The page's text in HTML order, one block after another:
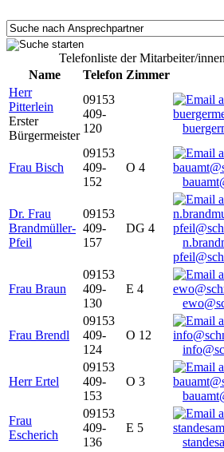
Telefonliste der Mitarbeiter/
Name
Telefon Zimmer
Herr
Pitterlein
Erster
Bürgermeister
09153
409-
120
Frau Bisch
09153
409-
152
O 4
Dr. Frau
Brandmüller-
Pfeil
09153
409-
157
DG 4
Frau Braun
09153
409-
130
E 4
Frau Brendl
09153
409-
124
O 12
Herr Ertel
09153
409-
153
O 3
Frau
Escherich
09153
409-
136
E 5